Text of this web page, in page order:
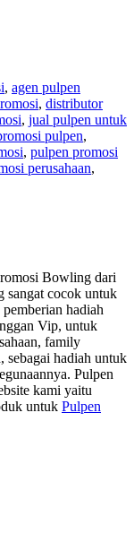
, agen pulpen
, distributor
, jual pulpen untuk
pulpen,
, pulpen promosi
perusahaan,
Bowling dari
sangat cocok untuk
hadiah
Vip, untuk
family
sebagai hadiah untuk
Pulpen
kami yaitu
untuk Pulpen